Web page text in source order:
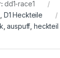
dd1-race1
D1 Heckteile
,auspuff ,heckteil